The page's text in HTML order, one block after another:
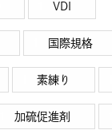
VDI
国際規格
素練り
加硫促進剤